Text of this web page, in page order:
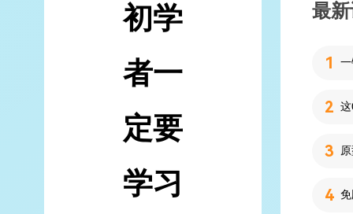
初学
者一
定要
学习
最